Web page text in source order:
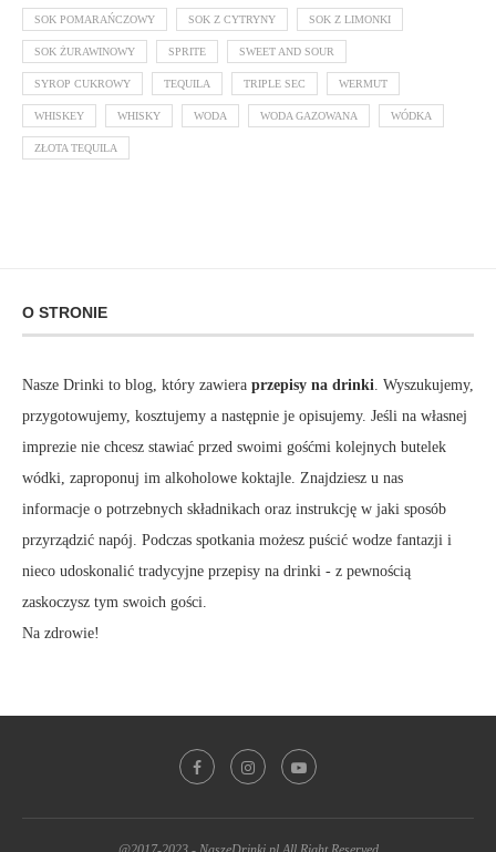
SOK POMARAŃCZOWY SOK Z CYTRYNY SOK Z LIMONKI
SOK ŻURAWINOWY SPRITE SWEET AND SOUR
SYROP CUKROWY TEQUILA TRIPLE SEC WERMUT
WHISKEY WHISKY WODA WODA GAZOWANA WÓDKA
ZŁOTA TEQUILA
O STRONIE
Nasze Drinki to blog, który zawiera przepisy na drinki. Wyszukujemy,
przygotowujemy, kosztujemy a następnie je opisujemy. Jeśli na własnej
imprezie nie chcesz stawiać przed swoimi gośćmi kolejnych butelek
wódki, zaproponuj im alkoholowe koktajle. Znajdziesz u nas
informacje o potrzebnych składnikach oraz instrukcję w jaki sposób
przyrządzić napój. Podczas spotkania możesz puścić wodze fantazji i
nieco udoskonalić tradycyjne przepisy na drinki - z pewnością
zaskoczysz tym swoich gości.
Na zdrowie!